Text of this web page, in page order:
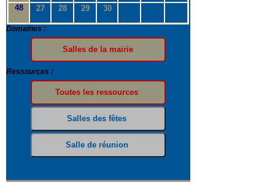
48 27 28 29 30
Domaines :
Ressources :